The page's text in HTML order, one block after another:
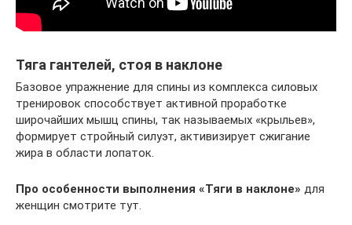
Тяга гантелей, стоя в наклоне
Базовое упражнение для спины из комплекса силовых
тренировок способствует активной проработке
широчайших мышц спины, так называемых «крыльев»,
формирует стройный силуэт, активизирует сжигание
жира в области лопаток.
Про особенности выполнения «Тяги в наклоне» для
женщин смотрите тут.